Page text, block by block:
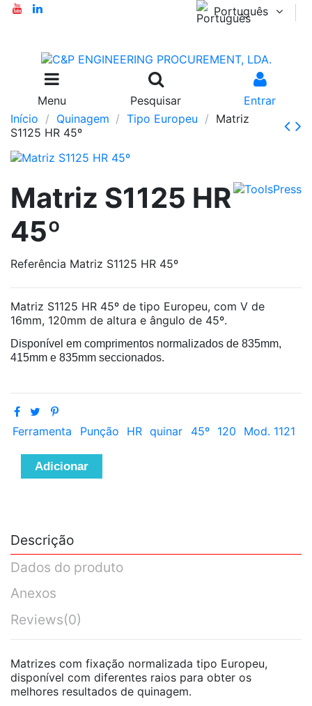
Português
Menu Pesquisar
Entrar
Início
Quinagem Tipo Europeu
Matriz
S1125 HR 45º
Matriz S1125 HR
45º
Referência Matriz S1125 HR 45º
Matriz S1125 HR 45º de tipo Europeu, com V de
16mm, 120mm de altura e ângulo de 45º.
Disponível em comprimentos normalizados de 835mm,
415mm e 835mm seccionados.
Ferramenta Punção HR quinar 45º 120 Mod. 1121
Adicionar
Descrição
Dados do produto
Anexos
Reviews(0)
Matrizes com fixação normalizada tipo Europeu,
disponível com diferentes raios para obter os
melhores resultados de quinagem.